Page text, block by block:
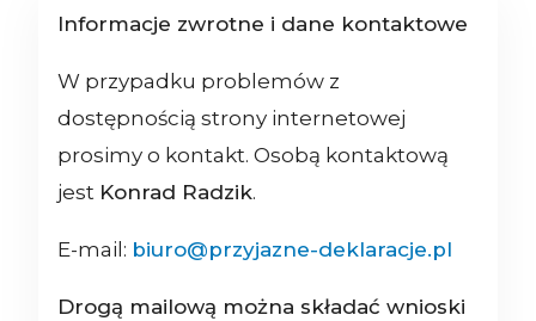
Informacje zwrotne i dane kontaktowe
W przypadku problemów z
dostępnością strony internetowej
prosimy o kontakt. Osobą kontaktową
jest Konrad Radzik.
E-mail: biuro@przyjazne-deklaracje.pl
Drogą mailową można składać wnioski